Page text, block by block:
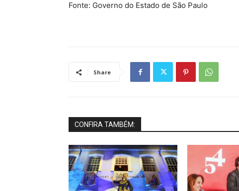
Fonte: Governo do Estado de São Paulo
Share
CONFIRA TAMBÉM: